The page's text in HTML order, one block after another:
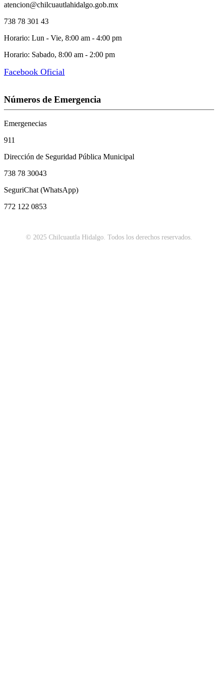
atencion@chilcuautlahidalgo.gob.mx
738 78 301 43
Horario: Lun - Vie, 8:00 am - 4:00 pm
Horario: Sabado, 8:00 am - 2:00 pm
Facebook Oficial
Números de Emergencia
Emergenecias
911
Dirección de Seguridad Pública Municipal
738 78 30043
SeguriChat (WhatsApp)
772 122 0853
© 2025 Chilcuautla Hidalgo. Todos los derechos reservados.